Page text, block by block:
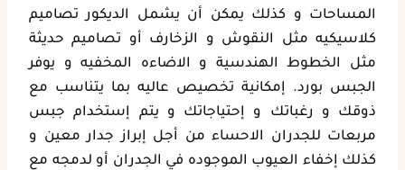
المساحات و كذلك يمكن أن يشمل الديكور تصاميم
كلاسيكيه مثل النقوش و الزخارف أو تصاميم حديثة
مثل الخطوط الهندسية و الاضاءه المخفيه و يوفر
الجبس بورد. إمكانية تخصيص عاليه بما يتناسب مع
ذوقك و رغباتك و إحتياجاتك و يتم إستخدام جبس
مربعات للجدران الاحساء من أجل إبراز جدار معين و
كذلك إخفاء العيوب الموجوده في الجدران أو لدمجه مع